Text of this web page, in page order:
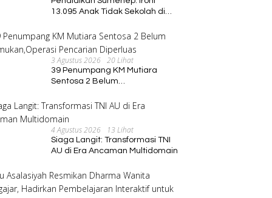
13.095 Anak Tidak Sekolah di
Event 2026
3 Agustus 2026 20 Lihat
39 Penumpang KM Mutiara
Sentosa 2 Belum
Diperluas
4 Agustus 2026 13 Lihat
Siaga Langit: Transformasi TNI
AU di Era Ancaman Multidomain